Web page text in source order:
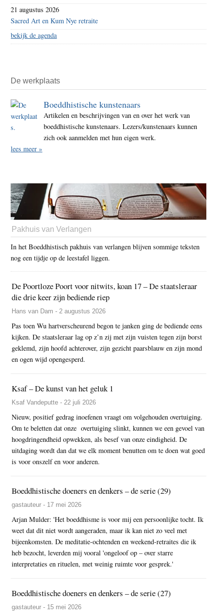
21 augustus 2026
Sacred Art en Kum Nye retraite
bekijk de agenda
De werkplaats
Boeddhistische kunstenaars
Artikelen en beschrijvingen van en over het werk van
boeddhistische kunstenaars. Lezers/kunstenaars kunnen
zich ook aanmelden met hun eigen werk.
lees meer »
Pakhuis van Verlangen
In het Boeddhistisch pakhuis van verlangen blijven sommige teksten
nog een tijdje op de leestafel liggen.
De Poortloze Poort voor nitwits, koan 17 – De staatsleraar
die drie keer zijn bediende riep
Hans van Dam - 2 augustus 2026
Pas toen Wu hartverscheurend begon te janken ging de bediende eens
kijken. De staatsleraar lag op z’n zij met zijn vuisten tegen zijn borst
geklemd, zijn hoofd achterover, zijn gezicht paarsblauw en zijn mond
en ogen wijd opengesperd.
Ksaf – De kunst van het geluk 1
Ksaf Vandeputte - 22 juli 2026
Nieuw, positief gedrag inoefenen vraagt om volgehouden overtuiging.
Om te beletten dat onze overtuiging slinkt, kunnen we een gevoel van
hoogdringendheid opwekken, als besef van onze eindigheid. De
uitdaging wordt dan dat we elk moment benutten om te doen wat goed
is voor onszelf en voor anderen.
Boeddhistische doeners en denkers – de serie (29)
gastauteur - 17 mei 2026
Arjan Mulder: 'Het boeddhisme is voor mij een persoonlijke tocht. Ik
weet dat dit niet wordt aangeraden, maar ik kan niet zo veel met
bijeenkomsten. De meditatie-ochtenden en weekend-retraites die ik
heb bezocht, leverden mij vooral 'ongeloof op – over starre
interpretaties en rituelen, met weinig ruimte voor gesprek.'
Boeddhistische doeners en denkers – de serie (27)
gastauteur - 15 mei 2026